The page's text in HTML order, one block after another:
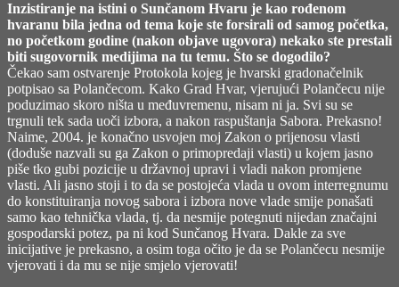
Inzistiranje na istini o Sunčanom Hvaru je kao rođenom
hvaranu bila jedna od tema koje ste forsirali od samog početka,
no početkom godine (nakon objave ugovora) nekako ste prestali
biti sugovornik medijima na tu temu. Što se dogodilo?
Čekao sam ostvarenje Protokola kojeg je hvarski gradonačelnik
potpisao sa Polančecom. Kako Grad Hvar, vjerujući Polančecu nije
poduzimao skoro ništa u međuvremenu, nisam ni ja. Svi su se
trgnuli tek sada uoči izbora, a nakon raspuštanja Sabora. Prekasno!
Naime, 2004. je konačno usvojen moj Zakon o prijenosu vlasti
(doduše nazvali su ga Zakon o primopredaji vlasti) u kojem jasno
piše tko gubi pozicije u državnoj upravi i vladi nakon promjene
vlasti. Ali jasno stoji i to da se postojeća vlada u ovom interregnumu
do konstituiranja novog sabora i izbora nove vlade smije ponašati
samo kao tehnička vlada, tj. da nesmije potegnuti nijedan značajni
gospodarski potez, pa ni kod Sunčanog Hvara. Dakle za sve
inicijative je prekasno, a osim toga očito je da se Polančecu nesmije
vjerovati i da mu se nije smjelo vjerovati!